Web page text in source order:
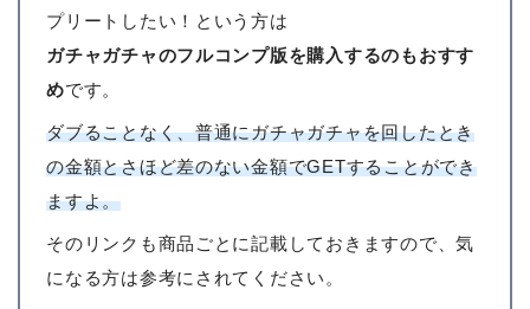
プリートしたい！という方は
ガチャガチャのフルコンプ版を購入するのもおすす
めです。
ダブることなく、普通にガチャガチャを回したとき
の金額とさほど差のない金額でGETすることができ
ますよ。
そのリンクも商品ごとに記載しておきますので、気
になる方は参考にされてください。